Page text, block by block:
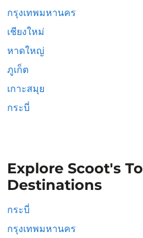
กรุงเทพมหานคร
เชียงใหม่
หาดใหญ่
ภูเก็ต
เกาะสมุย
กระบี่
Explore Scoot's
Destinations
กระบี่
กรุงเทพมหานคร